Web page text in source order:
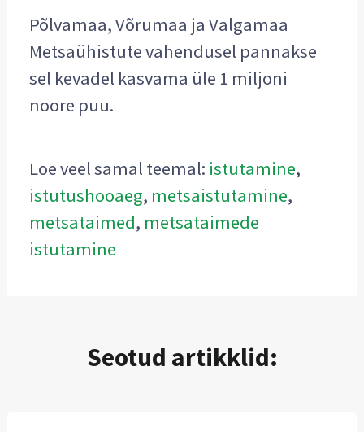
Põlvamaa, Võrumaa ja Valgamaa
Metsaühistute vahendusel pannakse
sel kevadel kasvama üle 1 miljoni
noore puu.
Loe veel samal teemal: istutamine,
istutushooaeg, metsaistutamine,
metsataimed, metsataimede
istutamine
Seotud artikklid: